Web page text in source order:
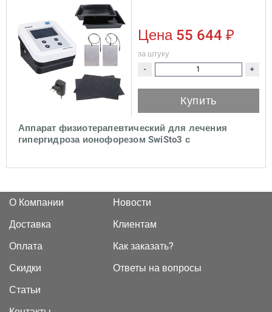
Аппарат физиотерапевтический для лечения
гипергидроза ионофорезом SwiSto3 с
Цена 55 644 ₽
за штуку
- +
Купить
О Компании
Доставка
Оплата
Скидки
Новости
Клиентам
Как заказать?
Ответы на вопросы
Статьи